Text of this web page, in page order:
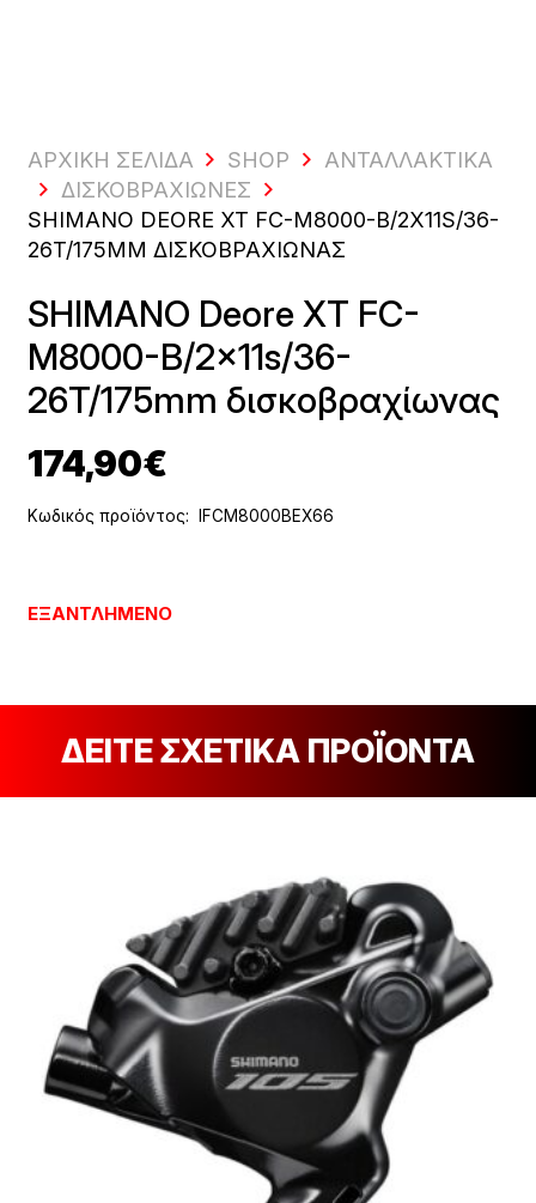
ΑΡΧΙΚΗ ΣΕΛΙΔΑ SHOP
ΑΝΤΑΛΛΑΚΤΙΚΆ
ΔΙΣΚΟΒΡΑΧΊΩΝΕΣ
SHIMANO DEORE XT FC-M8000-B/2X11S/36-
26T/175MM ΔΙΣΚΟΒΡΑΧΊΩΝΑΣ
SHIMANO Deore XT FC-
M8000-B/2x11s/36-
26T/175mm δισκοβραχίωνας
174,90€
Κωδικός προϊόντος: IFCM8000BEX66
ΕΞΑΝΤΛΗΜΈΝΟ
ΔΕΙΤΕ ΣΧΕΤΙΚΑ ΠΡΟΪΟΝΤΑ